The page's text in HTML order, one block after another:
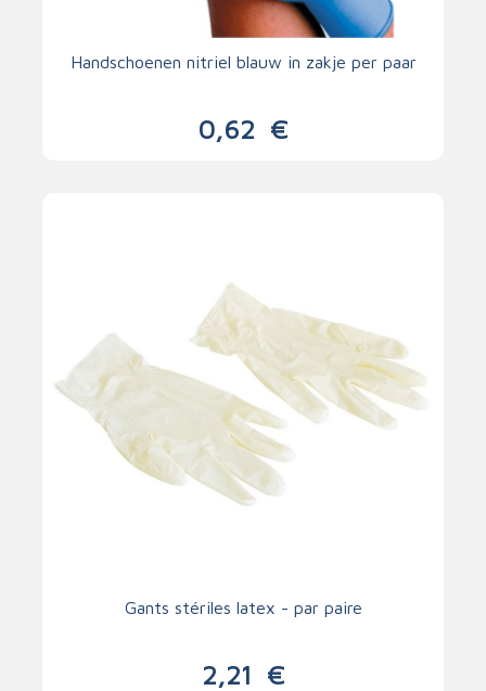
Handschoenen nitriel blauw in zakje per paar
0,62 €
Gants stériles latex - par paire
2,21 €